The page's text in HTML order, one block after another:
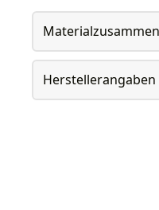
Herstellerangaben